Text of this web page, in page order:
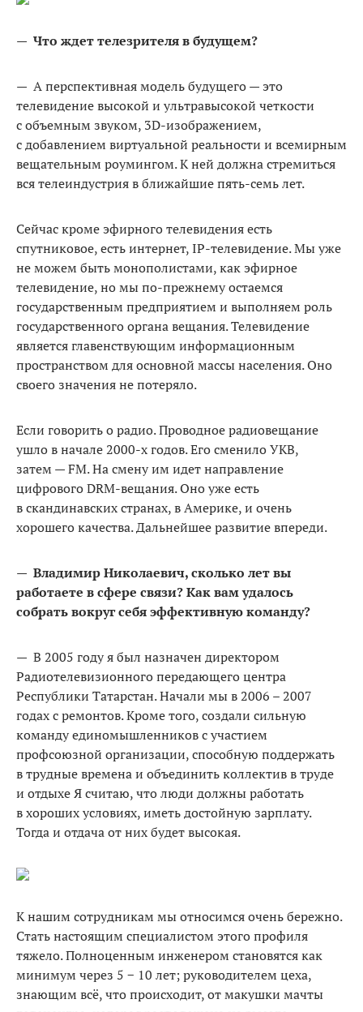
— Что ждет телезрителя в будущем?
— А перспективная модель будущего — это
телевидение высокой и ультравысокой четкости
с объемным звуком, 3D-изображением,
с добавлением виртуальной реальности и всемирным
вещательным роумингом. К ней должна стремиться
вся телеиндустрия в ближайшие пять-семь лет.
Сейчас кроме эфирного телевидения есть
спутниковое, есть интернет, IP-телевидение. Мы уже
не можем быть монополистами, как эфирное
телевидение, но мы по-прежнему остаемся
государственным предприятием и выполняем роль
государственного органа вещания. Телевидение
является главенствующим информационным
пространством для основной массы населения. Оно
своего значения не потеряло.
Если говорить о радио. Проводное радиовещание
ушло в начале 2000-х годов. Его сменило УКВ,
затем — FM. На смену им идет направление
цифрового DRM-вещания. Оно уже есть
в скандинавских странах, в Америке, и очень
хорошего качества. Дальнейшее развитие впереди.
— Владимир Николаевич, сколько лет вы
работаете в сфере связи? Как вам удалось
собрать вокруг себя эффективную команду?
— В 2005 году я был назначен директором
Радиотелевизионного передающего центра
Республики Татарстан. Начали мы в 2006 – 2007
годах с ремонтов. Кроме того, создали сильную
команду единомышленников с участием
профсоюзной организации, способную поддержать
в трудные времена и объединить коллектив в труде
и отдыхе Я считаю, что люди должны работать
в хороших условиях, иметь достойную зарплату.
Тогда и отдача от них будет высокая.
К нашим сотрудникам мы относимся очень бережно.
Стать настоящим специалистом этого профиля
тяжело. Полноценным инженером становятся как
минимум через 5 − 10 лет; руководителем цеха,
знающим всё, что происходит, от макушки мачты